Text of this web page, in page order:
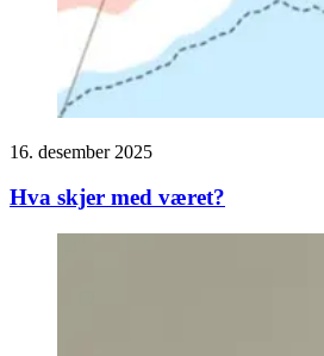
16. desember 2025
Hva skjer med været?